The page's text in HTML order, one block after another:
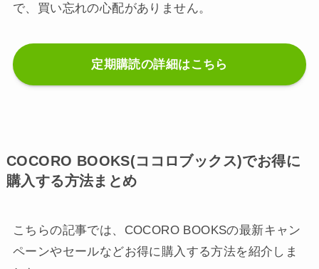
で、買い忘れの心配がありません。
定期購読の詳細はこちら
COCORO BOOKS(ココロブックス)でお得に
購入する方法まとめ
こちらの記事では、COCORO BOOKSの最新キャン
ペーンやセールなどお得に購入する方法を紹介しま